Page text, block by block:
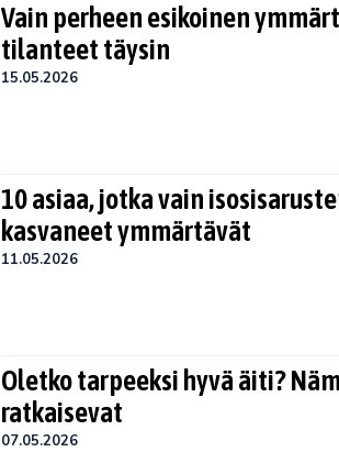
Vain perheen esikoinen
tilanteet täysin
15.05.2026
10 asiaa, jotka vain
kasvaneet ymmärtävät
11.05.2026
Oletko tarpeeksi hyvä äiti?
ratkaisevat
07.05.2026